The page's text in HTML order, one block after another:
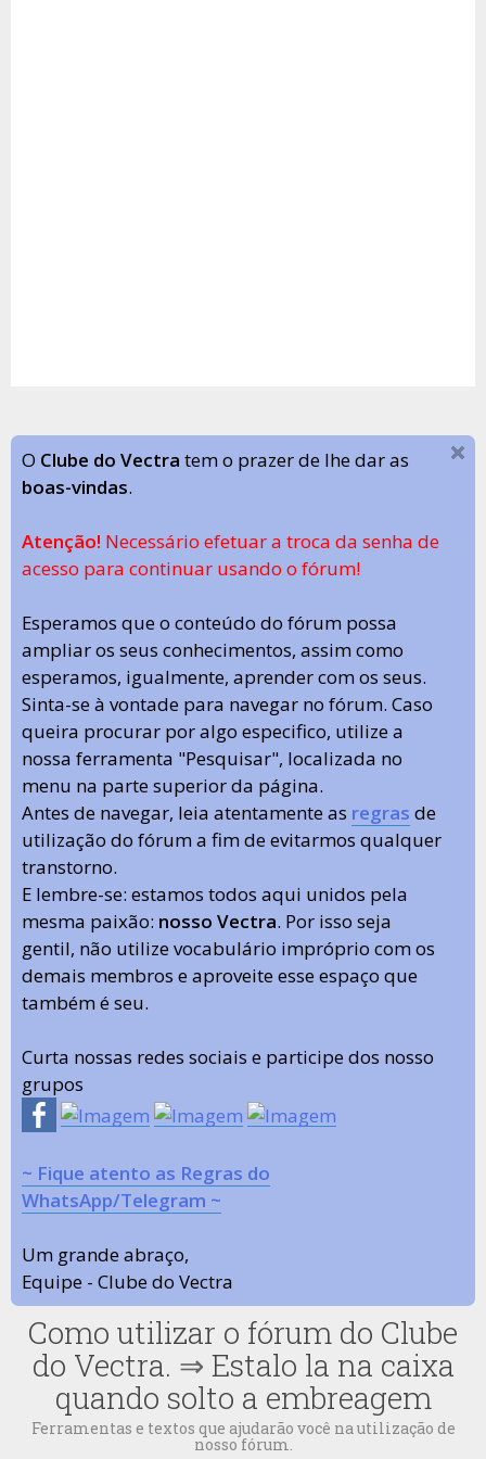
O Clube do Vectra tem o prazer de lhe dar as
boas-vindas.
Atenção! Necessário efetuar a troca da senha de
acesso para continuar usando o fórum!
Esperamos que o conteúdo do fórum possa
ampliar os seus conhecimentos, assim como
esperamos, igualmente, aprender com os seus.
Sinta-se à vontade para navegar no fórum. Caso
queira procurar por algo especifico, utilize a
nossa ferramenta "Pesquisar", localizada no
menu na parte superior da página.
Antes de navegar, leia atentamente as regras de
utilização do fórum a fim de evitarmos qualquer
transtorno.
E lembre-se: estamos todos aqui unidos pela
mesma paixão: nosso Vectra. Por isso seja
gentil, não utilize vocabulário impróprio com os
demais membros e aproveite esse espaço que
também é seu.
Curta nossas redes sociais e participe dos nosso
grupos
~ Fique atento as Regras do
WhatsApp/Telegram ~
Um grande abraço,
Equipe - Clube do Vectra
Como utilizar o fórum do Clube
do Vectra. ⇒ Estalo la na caixa
quando solto a embreagem
Ferramentas e textos que ajudarão você na utilização de
nosso fórum.